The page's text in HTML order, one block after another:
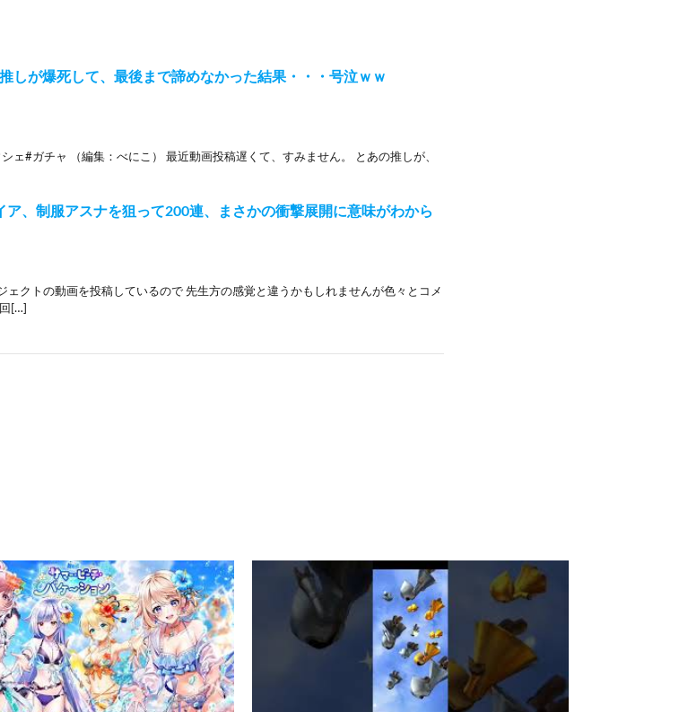
しが爆死して、最後まで諦めなかった結果・・・号泣ｗｗ
ェ#ガチャ （編集：べにこ） 最近動画投稿遅くて、すみません。 とあの推しが、
ア、制服アスナを狙って200連、まさかの衝撃展開に意味がわから
ェクトの動画を投稿しているので 先生方の感覚と違うかもしれませんが色々とコメ
[…]